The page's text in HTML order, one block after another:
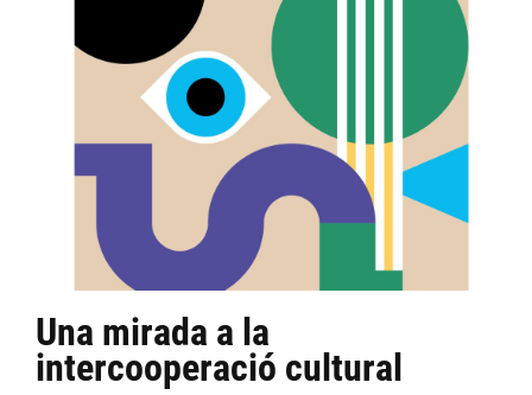
Una mirada a la
intercooperació cultural